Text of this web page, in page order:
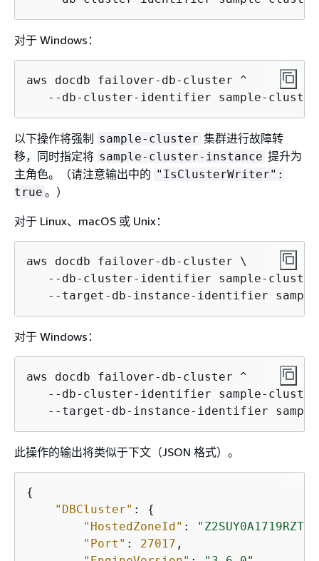
对于 Windows：
aws docdb failover-db-cluster ^
   --db-cluster-identifier sample-cluster
以下操作将强制 sample-cluster 集群进行故障转
移，同时指定将 sample-cluster-instance 提升为
主角色。（请注意输出中的 "IsClusterWriter":
true 。）
对于 Linux、macOS 或 Unix：
aws docdb failover-db-cluster \
--db-cluster-identifier sample-
--target-db-instance-identifier
对于 Windows：
aws docdb failover-db-cluster ^
--db-cluster-identifier sample-
--target-db-instance-identifier
此操作的输出将类似于下文（JSON 格式）。
{
"DBCluster" : {
"HostedZoneId" : "Z2SUY0A1719RZT"
"Port" : 27017 ,